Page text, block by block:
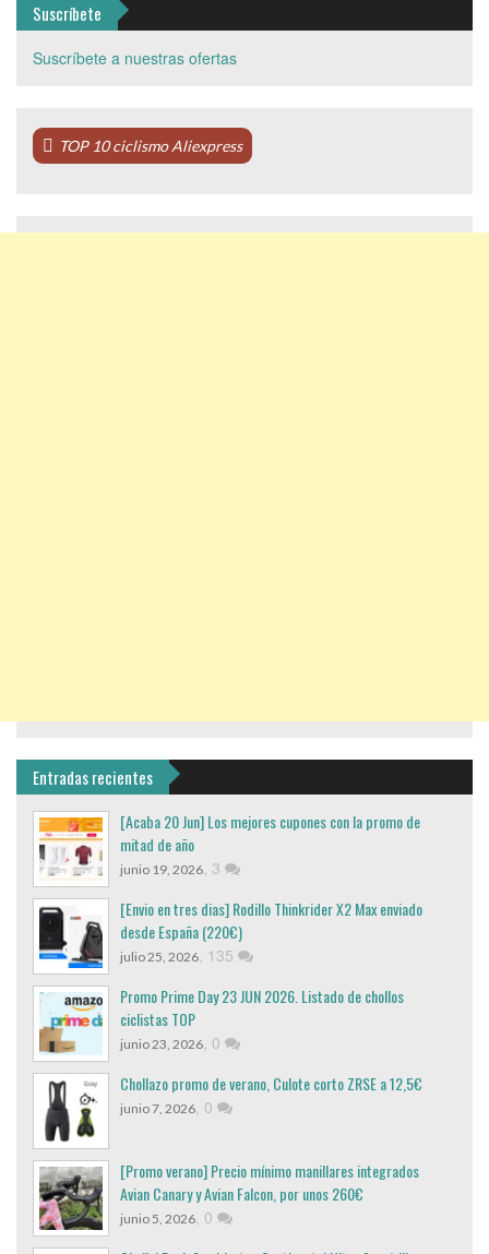
Suscríbete
Suscríbete a nuestras ofertas
TOP 10 ciclismo Aliexpress
Entradas recientes
[Acaba 20 Jun] Los mejores cupones con la promo de
mitad de año
junio 19, 2026, 3
[Envio en tres dias] Rodillo Thinkrider X2 Max enviado
desde España (220€)
julio 25, 2026, 135
Promo Prime Day 23 JUN 2026. Listado de chollos
ciclistas TOP
junio 23, 2026, 0
Chollazo promo de verano, Culote corto ZRSE a 12,5€
junio 7, 2026, 0
[Promo verano] Precio mínimo manillares integrados
Avian Canary y Avian Falcon, por unos 260€
junio 5, 2026, 0